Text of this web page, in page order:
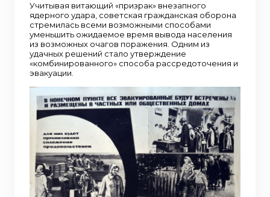
Учитывая витающий «призрак» внезапного
ядерного удара, советская гражданская оборона
стремилась всеми возможными способами
уменьшить ожидаемое время вывода населения
из возможных очагов поражения. Одним из
удачных решений стало утверждение
«комбинированного» способа рассредоточения и
эвакуации.